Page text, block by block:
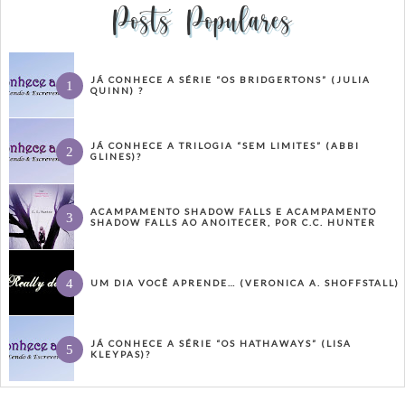
Posts Populares
JÁ CONHECE A SÉRIE “OS BRIDGERTONS” (JULIA
QUINN) ?
JÁ CONHECE A TRILOGIA “SEM LIMITES” (ABBI
GLINES)?
ACAMPAMENTO SHADOW FALLS E ACAMPAMENTO
SHADOW FALLS AO ANOITECER, POR C.C. HUNTER
UM DIA VOCÊ APRENDE… (VERONICA A. SHOFFSTALL)
JÁ CONHECE A SÉRIE “OS HATHAWAYS” (LISA
KLEYPAS)?